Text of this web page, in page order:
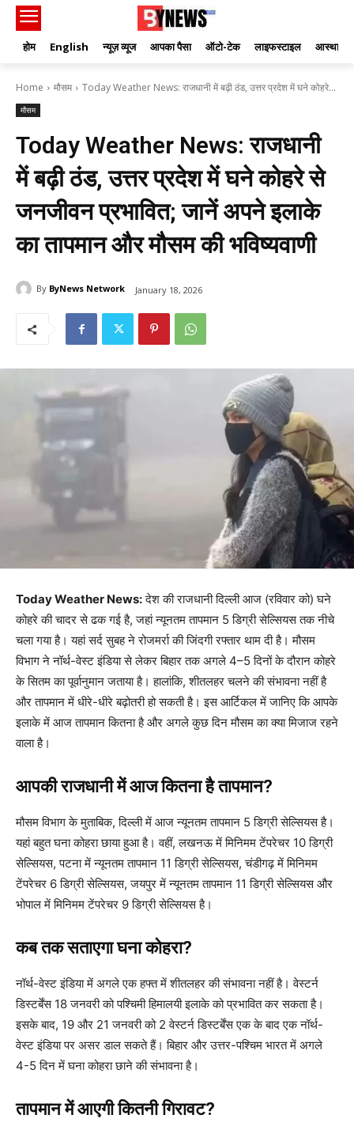
होम English न्यूज़ व्यूज आपका पैसा ऑटो-टेक लाइफस्टाइल आस्था
Home मौसम Today Weather News: राजधानी में बढ़ी ठंड, उत्तर प्रदेश में घने कोहरे...
मौसम
Today Weather News: राजधानी
में बढ़ी ठंड, उत्तर प्रदेश में घने कोहरे से
जनजीवन प्रभावित; जानें अपने इलाके
का तापमान और मौसम की भविष्यवाणी
By ByNews Network January 18, 2026
Today Weather News:देश की राजधानी दिल्ली आज (रविवार को) घने
कोहरे की चादर से ढक गई है, जहां न्यूनतम तापमान 5 डिग्री सेल्सियस तक नीचे
चला गया है। यहां सर्द सुबह ने रोजमर्रा की जिंदगी रफ्तार थाम दी है। मौसम
विभाग ने नॉर्थ-वेस्ट इंडिया से लेकर बिहार तक अगले 4–5 दिनों के दौरान कोहरे
के सितम का पूर्वानुमान जताया है। हालांकि, शीतलहर चलने की संभावना नहीं है
और तापमान में धीरे-धीरे बढ़ोतरी हो सकती है। इस आर्टिकल में जानिए कि आपके
इलाके में आज तापमान कितना है और अगले कुछ दिन मौसम का क्या मिजाज रहने
वाला है।
आपकी राजधानी में आज कितना है तापमान?
मौसम विभाग के मुताबिक, दिल्ली में आज न्यूनतम तापमान 5 डिग्री सेल्सियस है।
यहां बहुत घना कोहरा छाया हुआ है। वहीं, लखनऊ में मिनिमम टेंपरेचर 10 डिग्री
सेल्सियस, पटना में न्यूनतम तापमान 11 डिग्री सेल्सियस, चंडीगढ़ में मिनिमम
टेंपरेचर 6 डिग्री सेल्सियस, जयपुर में न्यूनतम तापमान 11 डिग्री सेल्सियस और
भोपाल में मिनिमम टेंपरेचर 9 डिग्री सेल्सियस है।
कब तक सताएगा घना कोहरा?
नॉर्थ-वेस्ट इंडिया में अगले एक हफ्त में शीतलहर की संभावना नहीं है। वेस्टर्न
डिस्टर्बेंस 18 जनवरी को पश्चिमी हिमालयी इलाके को प्रभावित कर सकता है।
इसके बाद, 19 और 21 जनवरी को 2 वेस्टर्न डिस्टर्बेंस एक के बाद एक नॉर्थ-
वेस्ट इंडिया पर असर डाल सकते हैं। बिहार और उत्तर-पश्चिम भारत में अगले
4-5 दिन में घना कोहरा छाने की संभावना है।
तापमान में आएगी कितनी गिरावट?